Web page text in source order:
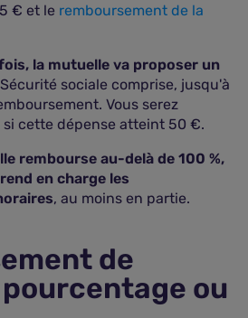
€ et le remboursement de la
la mutuelle va proposer un
sociale comprise, jusqu'à
Vous serez
si cette dépense atteint 50 €.
rembourse au-delà de 100 %,
en charge les
, au moins en partie.
de
ou